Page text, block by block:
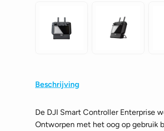
Beschrijving
De DJI Smart Controller Enterprise
Ontworpen met het oog op gebruik